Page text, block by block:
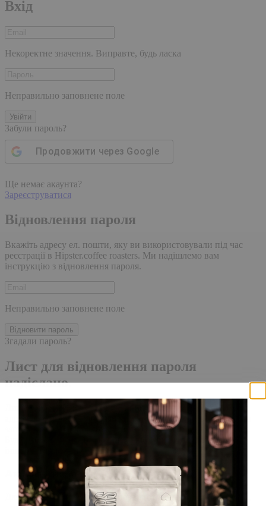
Вхід
Некоректне значення. Виправте, будь ласка
Неправильно заповнене поле
Увійти
Забули пароль?
Продовжити через Google
Ще немає акаунта?
Зареєструватися
Відновлення пароля
Вкажіть адресу ел. пошти, яку ви використовували під час
реєстрації в Hipster.coffee roasters. Ми надішлемо вам
інструкцію з відновлення пароля.
Неправильно заповнене поле
Відновити пароль
Згадали пароль?
Лист для відновлення пароля
надіслано.
Лист із посиланням для скидання пароля було надіслано на
адресу електронної пошти, прив'язану до вашого облікового
запису, доставка повідомлення може зайняти кілька хвилин.
Будь ласка, зачекайте щонайменше 10 хвилин, перш ніж
ініціювати ще один запит.
Акаунт створено
Для завершення реєстрації, перейдіть за посиланням у листі,